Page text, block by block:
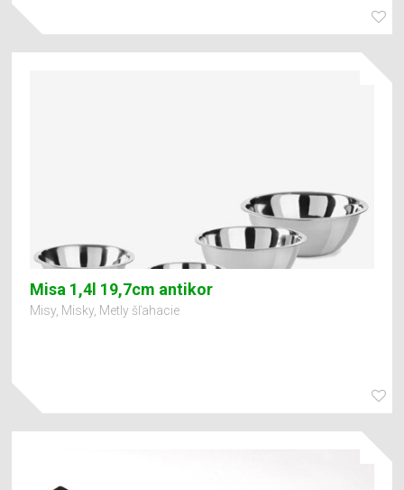
Misa 1,4l 19,7cm antikor
Misy, Misky, Metly šľahacie